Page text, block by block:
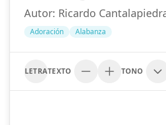
Autor: Ricardo
Adoración Alabanza
LETRATEXTO TONO